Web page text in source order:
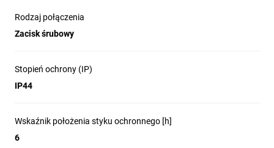
Rodzaj połączenia
Zacisk śrubowy
Stopień ochrony (IP)
IP44
Wskaźnik położenia styku ochronnego [h]
6